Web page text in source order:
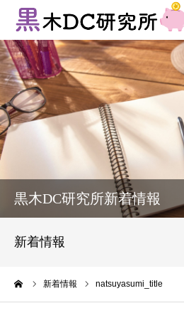
黒木DC研究所新着情報
新着情報
新着情報 natsuyasumi_title
法人向けサービス
個人向けサービス
新着情報
お問い合わせ